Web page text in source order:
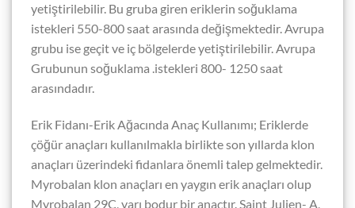
yetiştirilebilir. Bu gruba giren eriklerin soğuklama
istekleri 550-800 saat arasında değişmektedir. Avrupa
grubu ise geçit ve iç bölgelerde yetiştirilebilir. Avrupa
Grubunun soğuklama .istekleri 800- 1250 saat
arasındadır.
Erik Fidanı-Erik Ağacında Anaç Kullanımı; Eriklerde
çöğür anaçları kullanılmakla birlikte son yıllarda klon
anaçları üzerindeki fidanlara önemli talep gelmektedir.
Myrobalan klon anaçları en yaygın erik anaçları olup
Myrobalan 29C, yarı bodur bir anaçtır. Saint Julien- A,